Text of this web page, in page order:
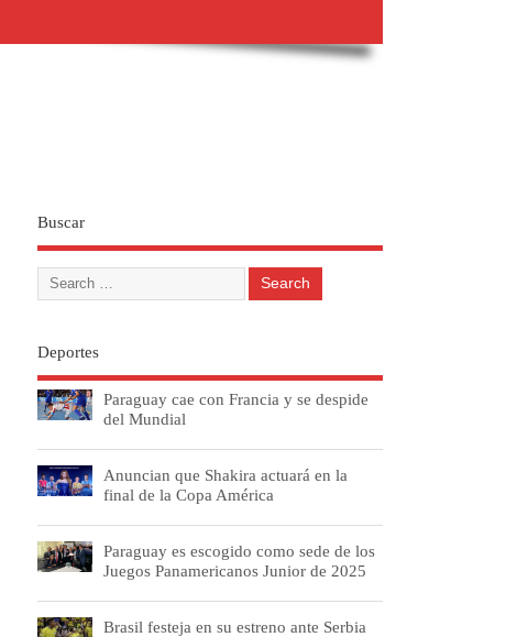
Buscar
Deportes
Paraguay cae con Francia y se despide
del Mundial
Anuncian que Shakira actuará en la
final de la Copa América
Paraguay es escogido como sede de los
Juegos Panamericanos Junior de 2025
Brasil festeja en su estreno ante Serbia